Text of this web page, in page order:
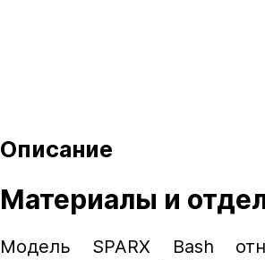
Описание
Материалы и
Модель SPARX Bash